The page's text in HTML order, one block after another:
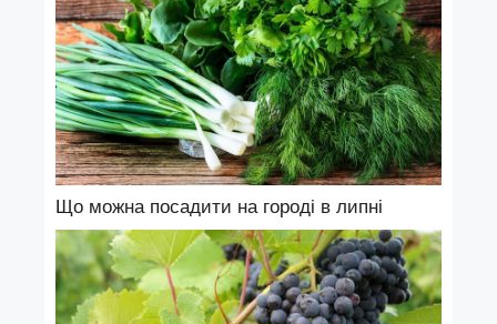
Що можна посадити на городі в липні